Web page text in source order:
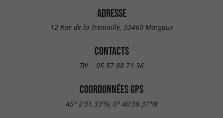
ADRESSE
12 Rue de la Tremoille, 33460 Margaux
CONTACTS
Tél. : 05 57 88 71 36
COORDONNÉES GPS
45° 2'31.33"N, 0° 40'39.37"W